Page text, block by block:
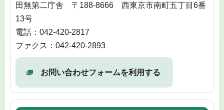
田無第二庁舎 〒188-8666 西東京市南町五丁目6番
13号
電話：042-420-2817
ファクス：042-420-2893
お問い合わせフォームを利用する